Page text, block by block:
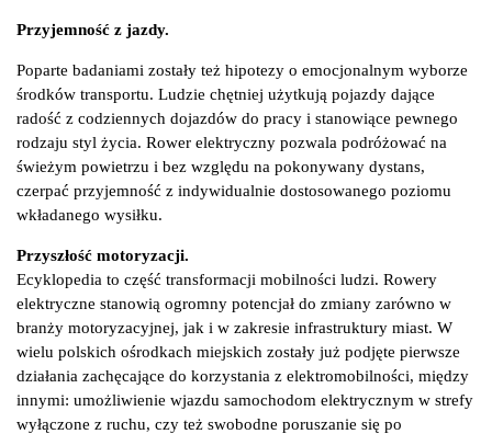
Przyjemność z jazdy.
Poparte badaniami zostały też hipotezy o emocjonalnym wyborze
środków transportu. Ludzie chętniej użytkują pojazdy dające
radość z codziennych dojazdów do pracy i stanowiące pewnego
rodzaju styl życia. Rower elektryczny pozwala podróżować na
świeżym powietrzu i bez względu na pokonywany dystans,
czerpać przyjemność z indywidualnie dostosowanego poziomu
wkładanego wysiłku.
Przyszłość motoryzacji.
Ecyklopedia to część transformacji mobilności ludzi. Rowery
elektryczne stanowią ogromny potencjał do zmiany zarówno w
branży motoryzacyjnej, jak i w zakresie infrastruktury miast. W
wielu polskich ośrodkach miejskich zostały już podjęte pierwsze
działania zachęcające do korzystania z elektromobilności, między
innymi: umożliwienie wjazdu samochodom elektrycznym w strefy
wyłączone z ruchu, czy też swobodne poruszanie się po